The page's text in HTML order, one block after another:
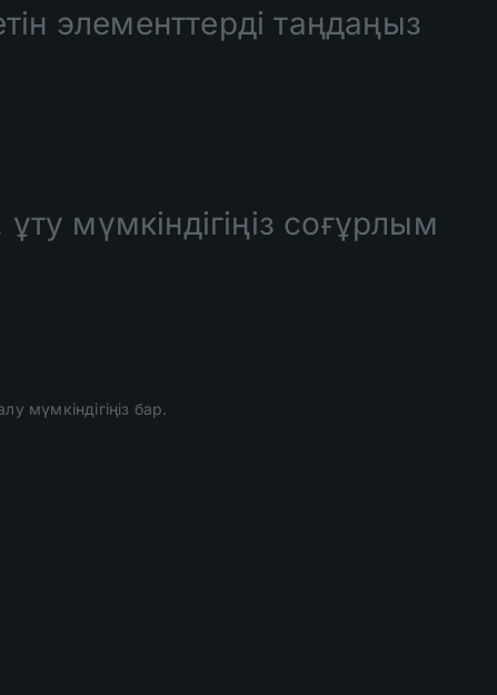
элементтерді таңдаңыз
мүмкіндігіңіз соғұрлым
мүмкіндігіңіз бар.